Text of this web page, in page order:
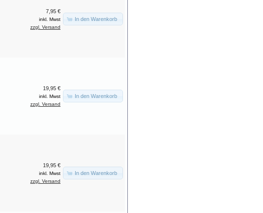
7,95 €
inkl. Mwst
zzgl. Versand
In den Warenkorb
19,95 €
inkl. Mwst
zzgl. Versand
In den Warenkorb
19,95 €
inkl. Mwst
zzgl. Versand
In den Warenkorb